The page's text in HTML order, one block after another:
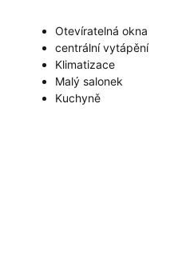
Otevíratelná okna
centrální vytápění
Klimatizace
Malý salonek
Kuchyně